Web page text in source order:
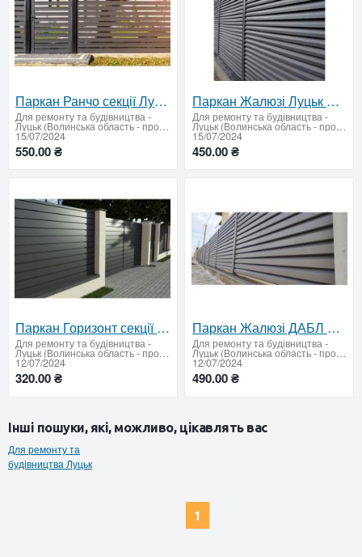
Паркан Ранчо секції Луцьк Волинська область Купити ламелі Ранчо
Для ремонту та будівництва-
Луцьк (Волинська область - продати купити)
15/07/2024
550.00 ₴
Паркан Жалюзі Луцьк Волинська область Купити ламелі жалюзі вигідно
Для ремонту та будівництва-
Луцьк (Волинська область - продати купити)
15/07/2024
450.00 ₴
Паркан Горизонт секції Луцьк Волинська область Купити Ранчо Горизонт
Для ремонту та будівництва-
Луцьк (Волинська область - продати купити)
12/07/2024
320.00 ₴
Паркан Жалюзі ДАБЛ Луцьк Волинська область Купити ламелі двосторонні
Для ремонту та будівництва-
Луцьк (Волинська область - продати купити)
12/07/2024
490.00 ₴
Інші пошуки, які, можливо, цікавлять вас
Для ремонту та
будівництва Луцьк
1